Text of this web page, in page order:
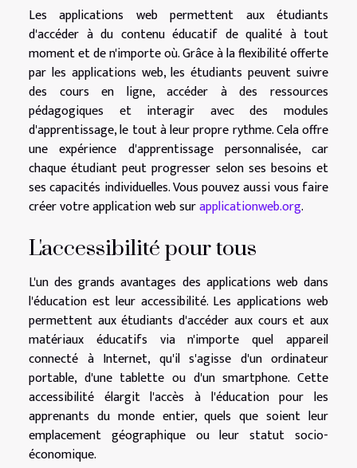
Les applications web permettent aux étudiants
d'accéder à du contenu éducatif de qualité à tout
moment et de n'importe où. Grâce à la flexibilité offerte
par les applications web, les étudiants peuvent suivre
des cours en ligne, accéder à des ressources
pédagogiques et interagir avec des modules
d'apprentissage, le tout à leur propre rythme. Cela offre
une expérience d'apprentissage personnalisée, car
chaque étudiant peut progresser selon ses besoins et
ses capacités individuelles. Vous pouvez aussi vous faire
créer votre application web surapplicationweb.org.
L'accessibilité pour tous
L'un des grands avantages des applications web dans
l'éducation est leur accessibilité. Les applications web
permettent aux étudiants d'accéder aux cours et aux
matériaux éducatifs via n'importe quel appareil
connecté à Internet, qu'il s'agisse d'un ordinateur
portable, d'une tablette ou d'un smartphone. Cette
accessibilité élargit l'accès à l'éducation pour les
apprenants du monde entier, quels que soient leur
emplacement géographique ou leur statut socio-
économique.